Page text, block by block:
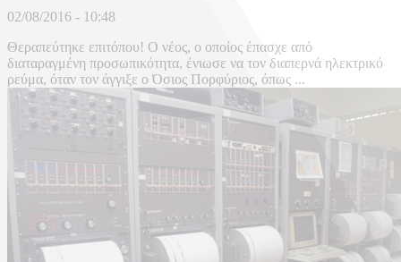
02/08/2016 - 10:48
Θεραπεύτηκε επιτόπου! Ο νέος, ο οποίος έπασχε από
διαταραγμένη προσωπικότητα, ένιωσε να τον διαπερνά ηλεκτρικό
ρεύμα, όταν τον άγγιξε ο Όσιος Πορφύριος, όπως ...